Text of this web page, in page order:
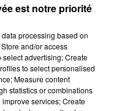
est notre priorité
processing based on
and/or access
advertising; Create
to select personalised
Measure content
statistics or combinations
services; Create